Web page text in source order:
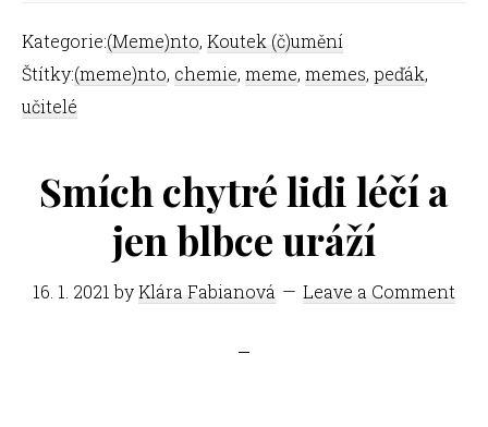
Kategorie:(Meme)nto, Koutek (č)umění
Štítky:(meme)nto, chemie, meme, memes, peďák,
učitelé
Smích chytré lidi léčí a
jen blbce uráží
16. 1. 2021 byKlára Fabianová Leave a Comment